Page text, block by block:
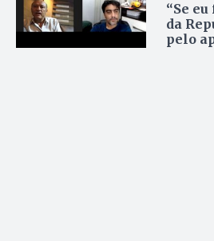
“Se
da
pelo